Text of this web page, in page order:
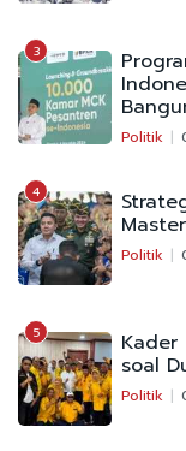
3
Politik
4
Politik
5 Kader
soal
Politik